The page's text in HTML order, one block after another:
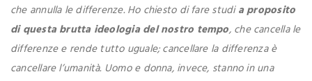
che annulla le differenze. Ho chiesto di fare studia proposito
di questa brutta ideologia del nostro tempo, che cancella le
differenze e rende tutto uguale; cancellare la differenza è
cancellare l’umanità. Uomo e donna, invece, stanno in una